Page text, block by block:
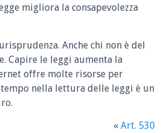
migliora la consapevolezza
Anche chi non è del
Capire le leggi aumenta la
offre molte risorse per
nella lettura delle leggi è un
« Art. 530